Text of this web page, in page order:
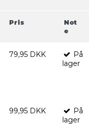
Pris
Not
e
79,95 DKK
På
lager
99,95 DKK
På
lager